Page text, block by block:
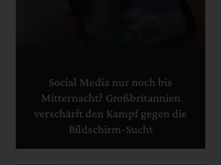
Social Media nur noch bis
Mitternacht? Großbritannien
verschärft den Kampf gegen die
Bildschirm-Sucht